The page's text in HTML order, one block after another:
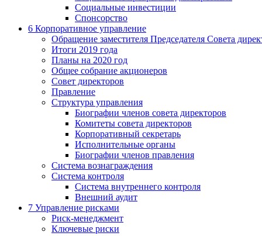
Социальные инвестиции
Спонсорство
6 Корпоративное управление
Обращение заместителя Председателя Совета
Итоги 2019 года
Планы на 2020 год
Общее собрание акционеров
Совет директоров
Правление
Структура управления
Биографии членов совета директоров
Комитеты совета директоров
Корпоративный секретарь
Исполнительные органы
Биографии членов правления
Система вознаграждения
Система контроля
Система внутреннего контроля
Внешний аудит
7 Управление рисками
Риск-менеджмент
Ключевые риски